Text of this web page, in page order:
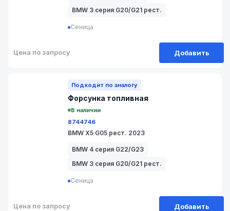
BMW 3 серия G20/G21 рест.
Сеница
Цена по запросу Добавить
Подходит по аналогу
Форсунка топливная
В наличии
8744746
BMW X5 G05 рест. 2023
BMW 4 серия G22/G23
BMW 3 серия G20/G21 рест.
Сеница
Цена по запросу Добавить